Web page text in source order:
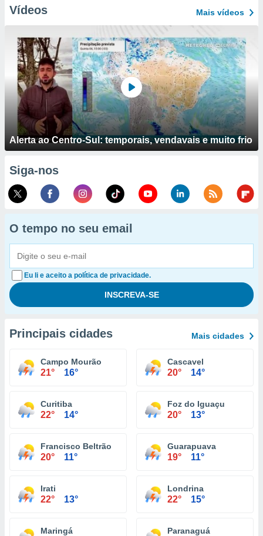
Vídeos Mais vídeos
Alerta ao Centro-Sul: temporais, vendavais e muito frio
Siga-nos
O tempo no seu email
Eu li e aceito a política de privacidade.
Principais cidades Mais cidades
Campo Mourão
21° 16°
Cascavel
20° 14°
Curitiba
22° 14°
Foz do Iguaçu
20° 13°
Francisco Beltrão
20° 11°
Guarapuava
19° 11°
Irati
22° 13°
Londrina
22° 15°
Maringá Paranaguá